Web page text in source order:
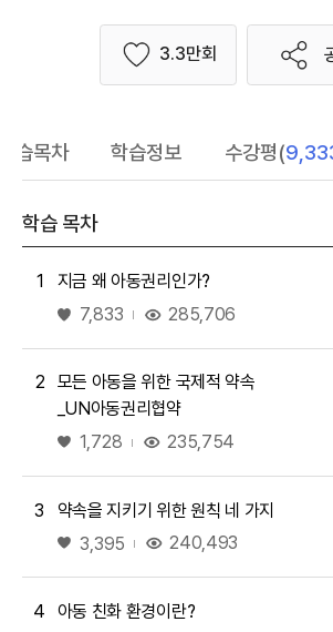
좋아요
3.3만회
습목차 학습정보 수강평(
학습 목차
1
지금 왜 아동권리인가?
좋아요
7,833 285,706
2
모든 아동을 위한 국제적 약속
_UN아동권리협약
좋아요
1,728 235,754
3
약속을 지키기 위한 원칙 네 가지
좋아요
3,395 240,493
4
아동 친화 환경이란?